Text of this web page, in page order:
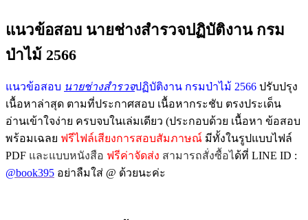
แนวข้อสอบ นายช่างสำรวจปฏิบัติงาน กรม
ป่าไม้ 2566
แนวข้อสอบ นายช่างสำรวจปฏิบัติงาน กรมป่าไม้ 2566 ปรับปรุง
เนื้อหาล่าสุด ตามที่ประกาศสอบ เนื้อหากระชับ ตรงประเด็น
อ่านเข้าใจง่าย ครบจบในเล่มเดียว (ประกอบด้วย เนื้อหา ข้อสอบ
พร้อมเฉลย ฟรีไฟล์เสียงการสอบสัมภาษณ์ มีทั้งในรูปแบบไฟล์
PDF และแบบหนังสือ ฟรีค่าจัดส่ง สามารถสั่งซื้อได้ที่ LINE ID :
@book395 อย่าลืมใส่ @ ด้วยนะค่ะ